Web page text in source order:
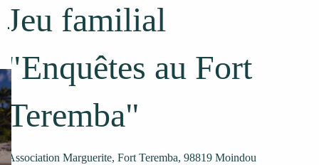
Jeu familial
"Enquêtes au Fort
Teremba"
Association Marguerite, Fort Teremba, 98819 Moindou